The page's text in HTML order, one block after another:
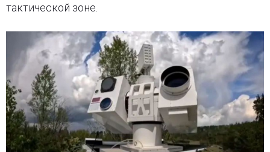
тактической зоне.